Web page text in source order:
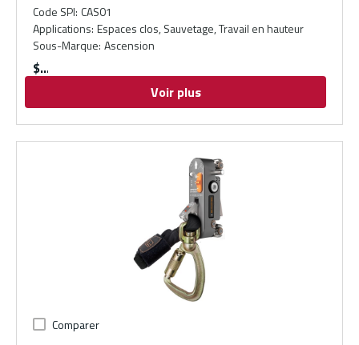
Code SPI: CAS01
Applications: Espaces clos, Sauvetage, Travail en hauteur
Sous-Marque: Ascension
$
Voir plus
Comparer